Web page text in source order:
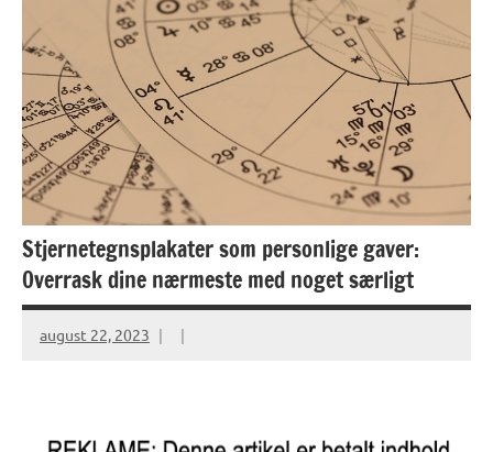
Stjernetegnsplakater som personlige gaver:
Overrask dine nærmeste med noget særligt
august 22, 2023